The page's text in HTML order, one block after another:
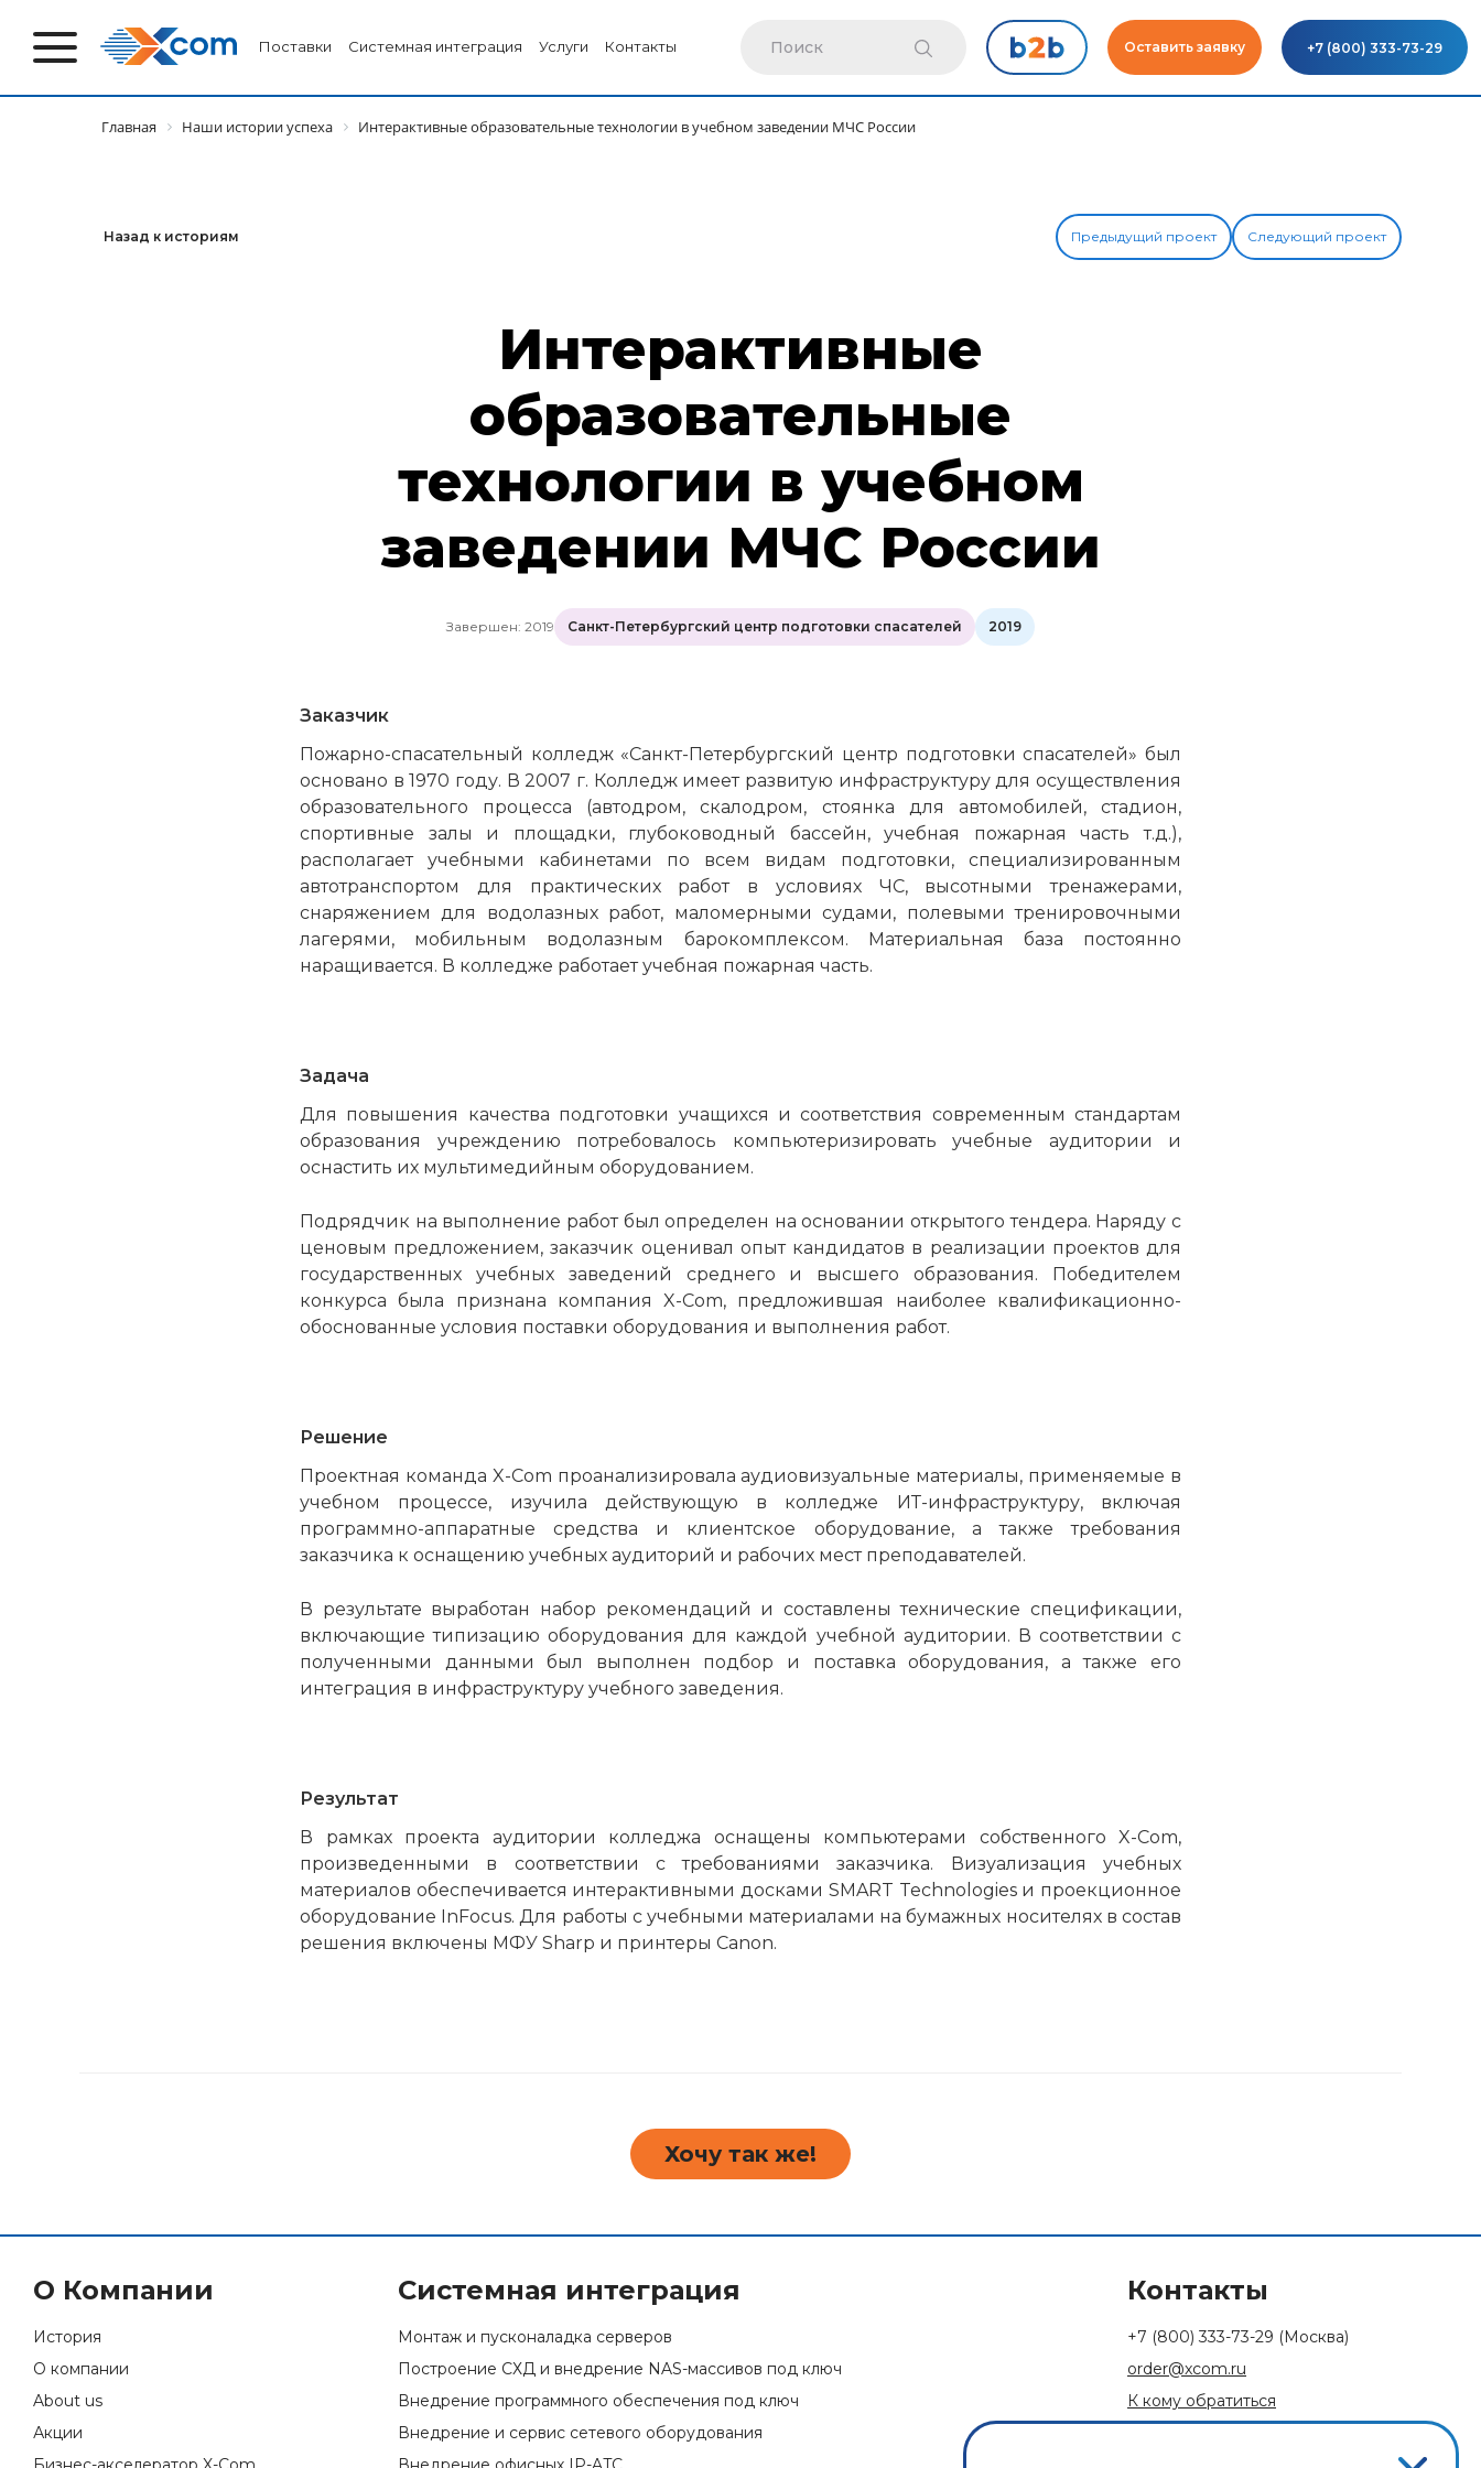
Поставки Системная интеграция Услуги Контакты Оставить заявку +7 (800) 333-73-29
Главная Наши истории успеха Интерактивные образовательные технологии в учебном заведении МЧС России
Назад к историям Предыдущий проект Следующий проект
Интерактивные
образовательные
технологии в учебном
заведении МЧС России
Завершен: 2019 Санкт-Петербургский центр подготовки спасателей 2019
Заказчик
Пожарно-спасательный колледж «Санкт-Петербургский центр подготовки спасателей» был
основано в 1970 году. В 2007 г. Колледж имеет развитую инфраструктуру для осуществления
образовательного процесса (автодром, скалодром, стоянка для автомобилей, стадион,
спортивные залы и площадки, глубоководный бассейн, учебная пожарная часть т.д.),
располагает учебными кабинетами по всем видам подготовки, специализированным
автотранспортом для практических работ в условиях ЧС, высотными тренажерами,
снаряжением для водолазных работ, маломерными судами, полевыми тренировочными
лагерями, мобильным водолазным барокомплексом. Материальная база постоянно
наращивается. В колледже работает учебная пожарная часть.
Задача
Для повышения качества подготовки учащихся и соответствия современным стандартам
образования учреждению потребовалось компьютеризировать учебные аудитории и
оснастить их мультимедийным оборудованием.
Подрядчик на выполнение работ был определен на основании открытого тендера. Наряду с
ценовым предложением, заказчик оценивал опыт кандидатов в реализации проектов для
государственных учебных заведений среднего и высшего образования. Победителем
конкурса была признана компания X-Com, предложившая наиболее квалификационно-
обоснованные условия поставки оборудования и выполнения работ.
Решение
Проектная команда X-Com проанализировала аудиовизуальные материалы, применяемые в
учебном процессе, изучила действующую в колледже ИТ-инфраструктуру, включая
программно-аппаратные средства и клиентское оборудование, а также требования
заказчика к оснащению учебных аудиторий и рабочих мест преподавателей.
В результате выработан набор рекомендаций и составлены технические спецификации,
включающие типизацию оборудования для каждой учебной аудитории. В соответствии с
полученными данными был выполнен подбор и поставка оборудования, а также его
интеграция в инфраструктуру учебного заведения.
Результат
В рамках проекта аудитории колледжа оснащены компьютерами собственного X-Com,
произведенными в соответствии с требованиями заказчика. Визуализация учебных
материалов обеспечивается интерактивными досками SMART Technologies и проекционное
оборудование InFocus. Для работы с учебными материалами на бумажных носителях в состав
решения включены МФУ Sharp и принтеры Canon.
Хочу так же!
О Компании
История
О компании
About us
Акции
Системная интеграция
Монтаж и пусконаладка серверов
Построение СХД и внедрение NAS-массивов под ключ
Внедрение программного обеспечения под ключ
Внедрение и сервис сетевого оборудования
Контакты
+7 (800) 333-73-29 (Москва)
order@xcom.ru
К кому обратиться